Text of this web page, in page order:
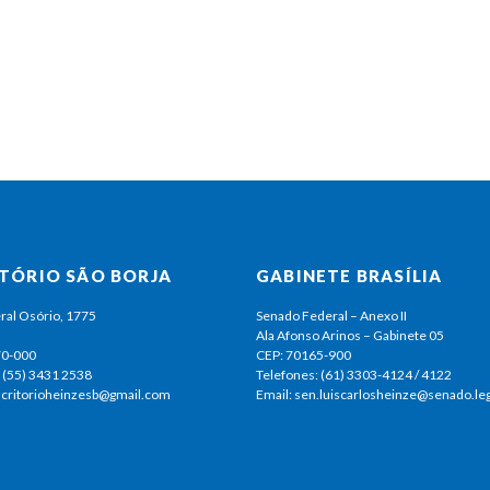
SÃO BORJA
Osório, 1775
000
3431 2538
GABINETE BRASÍLIA
Senado Federal – Anexo II
Ala Afonso Arinos – Gabinete 05
CEP: 70165-900
Telefones: (61) 3303-4124 / 4122
Email: